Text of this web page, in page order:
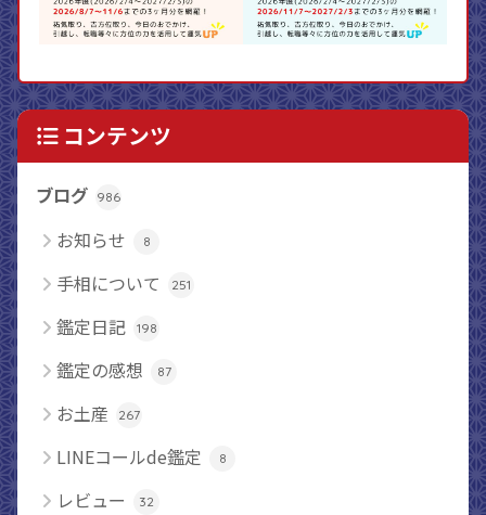
コンテンツ
ブログ 986
お知らせ 8
手相について 251
鑑定日記 198
鑑定の感想 87
お土産 267
LINEコールde鑑定 8
レビュー 32